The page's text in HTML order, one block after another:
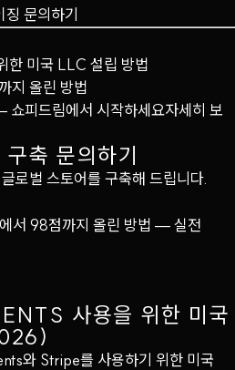
문의하기
미국 LLC 설립 방법
지 올린 방법
쇼피드림에서 시작하세요자세히 보
축 문의하기
로벌 스토어를 구축해 드립니다.
서 98점까지 올린 방법 — 실전
사용을 위한 미국
와 Stripe를 사용하기 위한 미국